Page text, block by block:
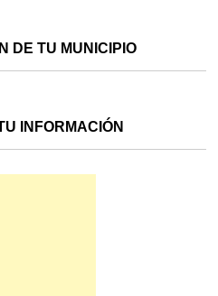
DE TU MUNICIPIO
INFORMACIÓN